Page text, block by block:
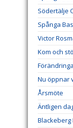
Södertälje
Spånga
Victor
Kom och
Nu öppnar
Årsmöte
Äntligen
Blackeberg